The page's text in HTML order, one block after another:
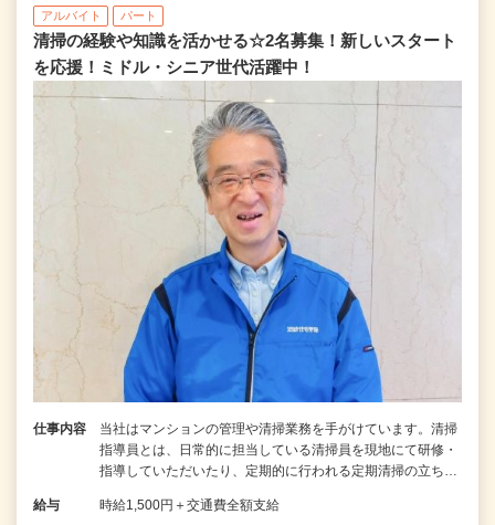
アルバイト パート
清掃の経験や知識を活かせる☆2名募集！新しいスタート
を応援！ミドル・シニア世代活躍中！
仕事内容
当社はマンションの管理や清掃業務を手がけています。清掃
指導員とは、日常的に担当している清掃員を現地にて研修・
指導していただいたり、定期的に行われる定期清掃の立ち…
給与 時給1,500円＋交通費全額支給